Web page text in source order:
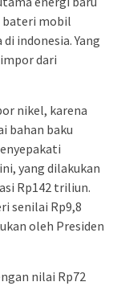
bateri mobil
indonesia. Yang
dari
nikel, karena
bahan baku
yang dilakukan
Rp142 triliun.
senilai Rp9,8
oleh Presiden
nilai Rp72